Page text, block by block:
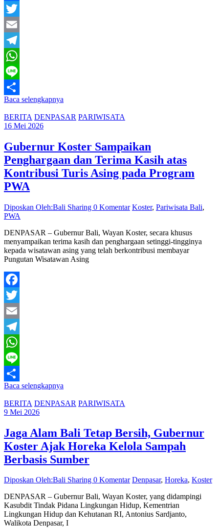
Facebook
Twitter
Email
Telegram
WhatsApp
Line
Share
Baca selengkapnya
BERITA DENPASAR PARIWISATA
16 Mei 2026
Gubernur Koster Sampaikan
Penghargaan dan Terima Kasih atas
Kontribusi Turis Asing pada Program
PWA
Diposkan Oleh:Bali Sharing 0 Komentar Koster, Pariwisata Bali,
PWA
DENPASAR – Gubernur Bali, Wayan Koster, secara khusus
menyampaikan terima kasih dan penghargaan setinggi-tingginya
kepada wisatawan asing yang telah berkontribusi membayar
Pungutan Wisatawan Asing
Facebook
Twitter
Email
Telegram
WhatsApp
Line
Share
Baca selengkapnya
BERITA DENPASAR PARIWISATA
9 Mei 2026
Jaga Alam Bali Tetap Bersih, Gubernur
Koster Ajak Horeka Kelola Sampah
Berbasis Sumber
Diposkan Oleh:Bali Sharing 0 Komentar Denpasar, Horeka, Koster
DENPASAR – Gubernur Bali, Wayan Koster, yang didampingi
Kasubdit Tindak Pidana Lingkungan Hidup, Kementrian
Lingkungan Hidup dan Kehutanan RI, Antonius Sardjanto,
Walikota Denpasar, I